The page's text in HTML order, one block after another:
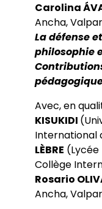
Carolina
Ancha,
La défense
philosophie
Avec, en
KISUKIDI
International
LÈBRE (Lycée
Collège
Rosario
Ancha,